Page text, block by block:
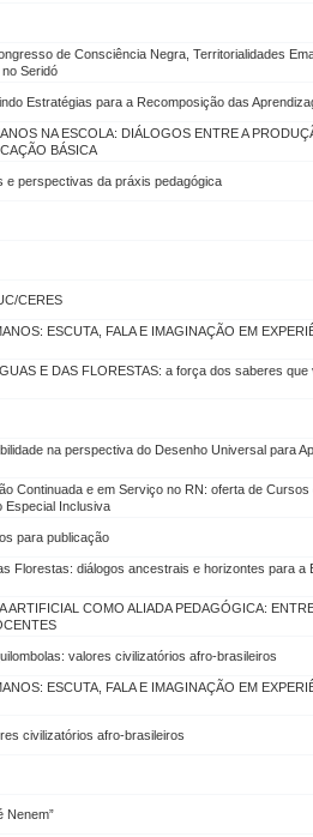
de Consciência Negra, Territorialidades
Seridó
Estratégias para a Recomposição das
NA ESCOLA: DIÁLOGOS ENTRE A
BÁSICA
e perspectivas da práxis pedagógica
CERES
ESCUTA, FALA E IMAGINAÇÃO EM
E DAS FLORESTAS: a força dos saberes
na perspectiva do Desenho Universal para
Continuada e em Serviço no RN: oferta de
Especial Inclusiva
para publicação
Florestas: diálogos ancestrais e horizontes para a
ARTIFICIAL COMO ALIADA PEDAGÓGICA:
valores civilizatórios afro-brasileiros
ESCUTA, FALA E IMAGINAÇÃO EM
civilizatórios afro-brasileiros
Nenem”